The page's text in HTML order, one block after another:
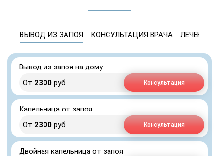
ВЫВОД ИЗ ЗАПОЯ КОНСУЛЬТАЦИЯ ВРАЧА ЛЕЧЕНИЕ
Вывод из запоя на дому
От 2300 руб Консультация
Капельница от запоя
От 2300 руб Консультация
Двойная капельница от запоя